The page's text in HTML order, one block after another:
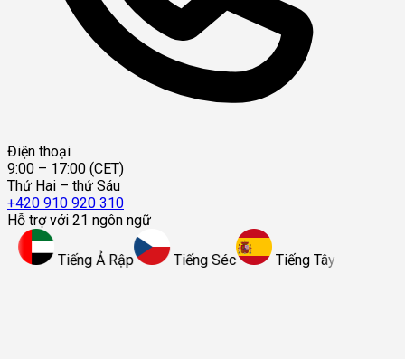
Điện thoại
9:00 – 17:00 (CET)
Thứ Hai – thứ Sáu
+420 910 920 310
Hỗ trợ với 21 ngôn ngữ
Tiếng Ả Rập Tiếng Séc Tiếng Tây Ban Nha